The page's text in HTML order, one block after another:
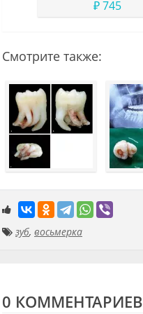
₽ 745
Смотрите также:
зуб, восьмерка
0 КОММЕНТАРИЕВ